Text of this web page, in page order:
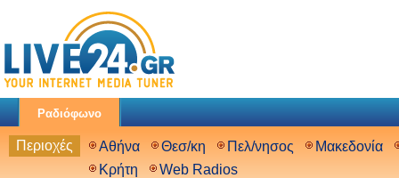
Ραδιόφωνο
Περιοχές Αθήνα Θεσ/κη Πελ/νησος
Μακεδονία
Κρήτη
Web Radios